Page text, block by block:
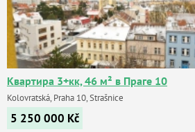
Квартира 3+кк, 46 м² в Праге 10
Kolovratská, Praha 10, Strašnice
5 250 000 Kč